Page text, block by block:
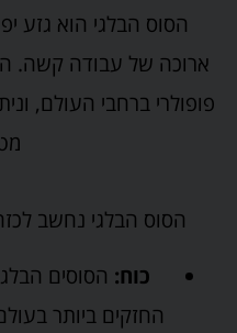
הסוס הבלגי הוא גזע
ארוכה של עבודה קשה.
פופולרי ברחבי העולם,
הסוס הבלגי נחשב
כוח: הסוסים
החזקים ביותר